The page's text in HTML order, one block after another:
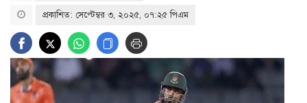
প্রকাশিত: সেপ্টেম্বর ৩, ২০২৫, ০৭:২৫ পিএম